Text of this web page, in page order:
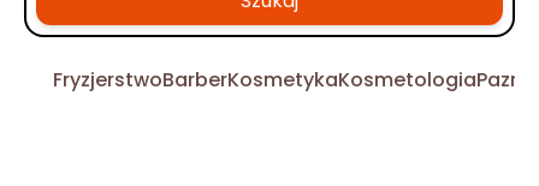
FryzjerstwoBarberKosmetykaKosmetologia